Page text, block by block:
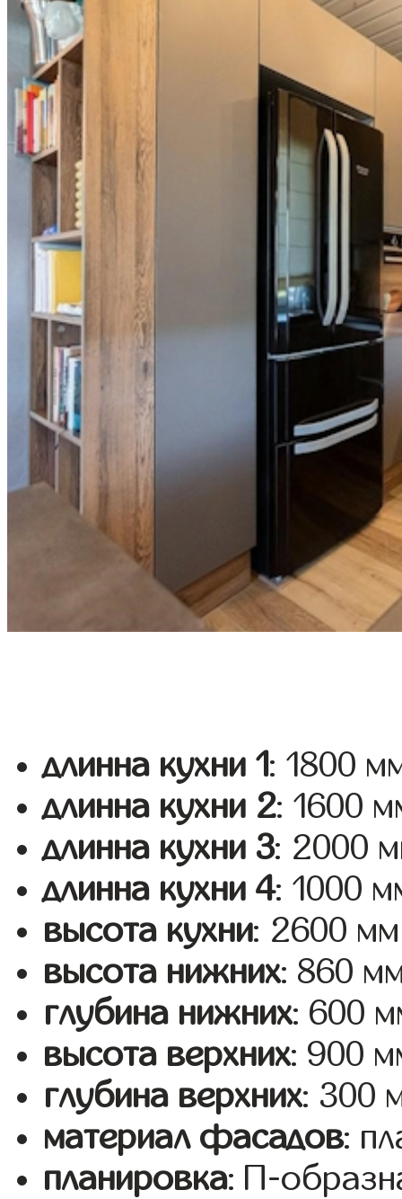
длинна кухни 1: 1800
длинна кухни 2: 1600
длинна кухни 3: 2000
длинна кухни 4: 1000
высота кухни: 2600 мм
высота нижних: 860
глубина нижних: 600
высота верхних: 900
глубина верхних: 300
материал фасадов:
планировка: П-